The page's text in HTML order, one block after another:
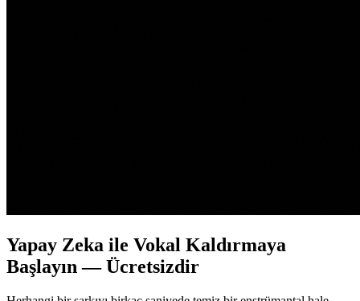
Yapay Zeka ile Vokal Kaldırmaya
Başlayın — Ücretsizdir